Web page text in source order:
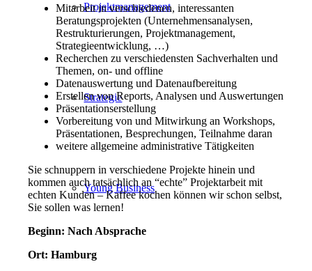
Projektmanagement
Strategie
Young Business
Mitarbeit in verschiedenen, interessanten
Beratungsprojekten (Unternehmensanalysen,
Restrukturierungen, Projektmanagement,
Strategieentwicklung, …)
Recherchen zu verschiedensten Sachverhalten und
Themen, on- und offline
Datenauswertung und Datenaufbereitung
Erstellen von Reports, Analysen und Auswertungen
Präsentationserstellung
Vorbereitung von und Mitwirkung an Workshops,
Präsentationen, Besprechungen, Teilnahme daran
weitere allgemeine administrative Tätigkeiten
Sie schnuppern in verschiedene Projekte hinein und
kommen auch tatsächlich an “echte” Projektarbeit mit
echten Kunden – Kaffee kochen können wir schon selbst,
Sie sollen was lernen!
Beginn: Nach Absprache
Ort: Hamburg